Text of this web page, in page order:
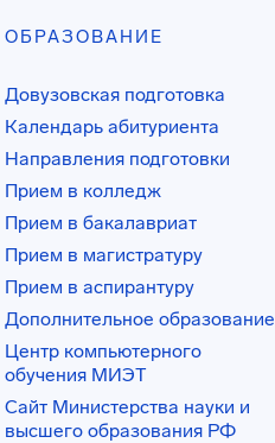
ОБРАЗОВАНИЕ
Довузовская подготовка
Календарь абитуриента
Направления подготовки
Прием в колледж
Прием в бакалавриат
Прием в магистратуру
Прием в аспирантуру
Дополнительное образование
Центр компьютерного
обучения МИЭТ
Сайт Министерства науки и
высшего образования РФ